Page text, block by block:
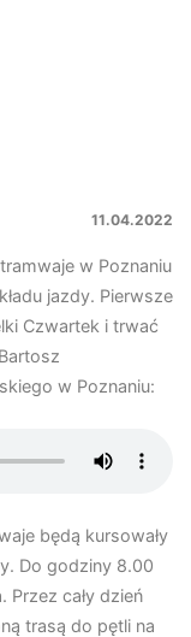
11.04.2022
w Poznaniu
jazdy. Pierwsze
Czwartek i trwać
w Poznaniu:
będą kursowały
Do godziny 8.00
cały dzień
trasą do pętli na